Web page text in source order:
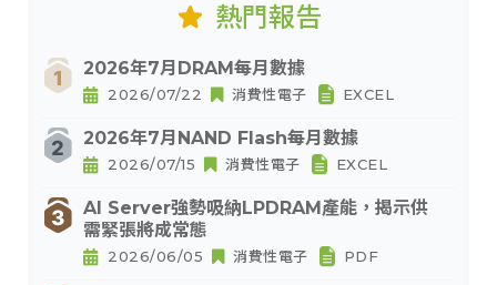
熱門報告
2026年7月DRAM每月數據
2026/07/22 消費性電子 EXCEL
2026年7月NAND Flash每月數據
2026/07/15 消費性電子 EXCEL
AI Server強勢吸納LPDRAM產能，揭示供
需緊張將成常態
2026/06/05 消費性電子 PDF